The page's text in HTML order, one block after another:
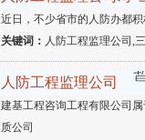
近日，不少省市的人防办都
关键词： 人防工程监理公司,
人防工程监理公司
建基工程咨询工程有限公司
质公司